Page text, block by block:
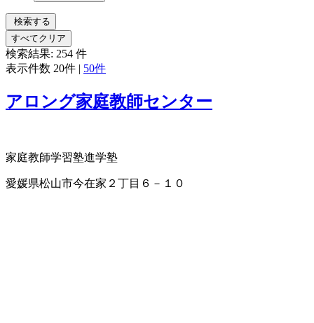
検索する
すべてクリア
検索結果: 254 件
表示件数 20件 | 50件
アロング家庭教師センター
家庭教師学習塾進学塾
愛媛県松山市今在家２丁目６－１０